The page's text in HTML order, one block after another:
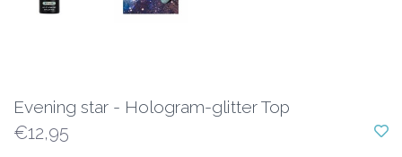
Evening star - Hologram-glitter Top
€12,95